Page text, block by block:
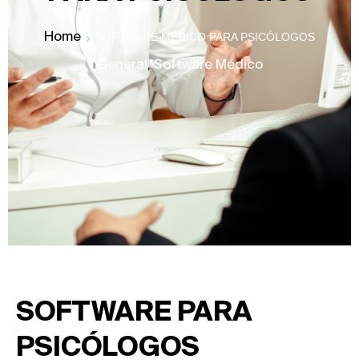
Home SOFTWARE MÉDICO PARA PSICÓLOGOS
General ,Software Médico
SOFTWARE PARA
PSICÓLOGOS